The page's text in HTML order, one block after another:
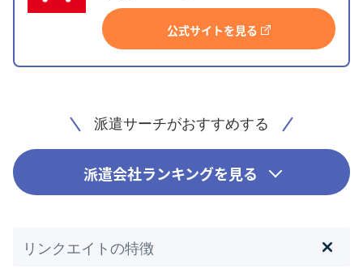
公式サイトを見る
派遣サーチがおすすめする
派遣会社ランキングを見る
リンクエイトの特徴